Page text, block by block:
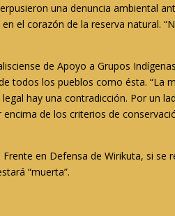
una denuncia ambiental
el corazón de la reserva natural.
de Apoyo a Grupos
todos los pueblos como ésta. “La
hay una contradicción. Por un
de los criterios de
en Defensa de Wirikuta, si se
“muerta”.